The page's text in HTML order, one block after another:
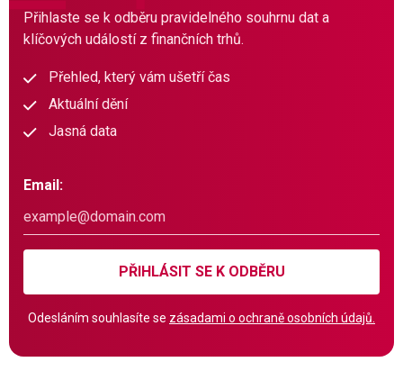
Přihlaste se k odběru pravidelného souhrnu dat a
klíčových událostí z finančních trhů.
Přehled, který vám ušetří čas
Aktuální dění
Jasná data
Email:
PŘIHLÁSIT SE K ODBĚRU
Odesláním souhlasíte se zásadami o ochraně osobních údajů.